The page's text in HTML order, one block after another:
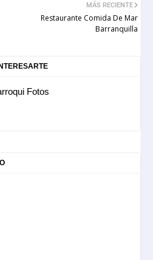
MÁS RECIENTE
Restaurante Comida De Mar
Barranquilla
Fotos